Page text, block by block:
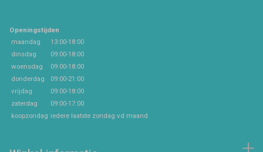
Openingstijden
maandag
13:00-18:00
dinsdag
09:00-18:00
woensdag
09:00-18:00
donderdag
09:00-21:00
vrijdag
09:00-18:00
zaterdag
09:00-17:00
koopzondag iedere laatste zondag vd maand